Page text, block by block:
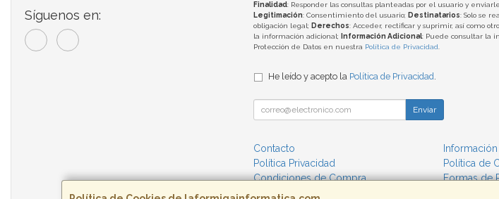
Síguenos en:
Finalidad: Responder las consultas planteadas por el usuario y
Legitimación: Consentimiento del usuario; Destinatarios: Solo se
obligación legal; Derechos: Acceder, rectificar y suprimir, así como
la información adicional;
Información Adicional: Puede consultar la
Protección de Datos en nuestra Política de Privacidad.
He leído y acepto la Política de Privacidad.
Enviar
Contacto
Política Privacidad
Política de
Condiciones de Compra
Formas de